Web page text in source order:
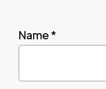
Name*